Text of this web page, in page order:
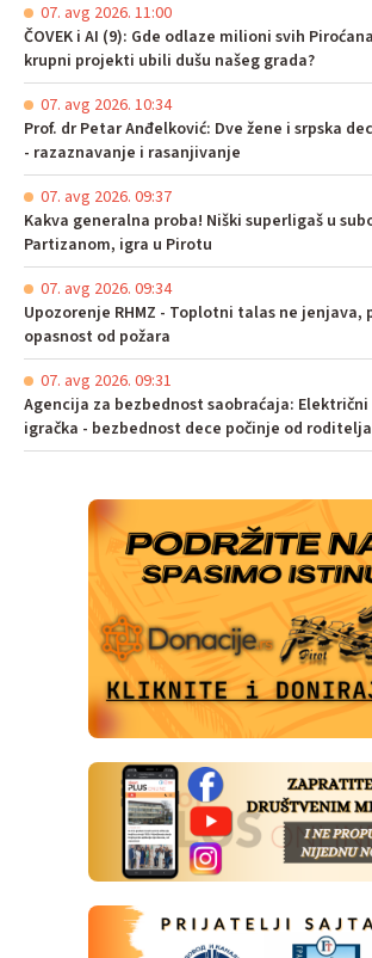
07. avg 2026. 11:00
ČOVEK i AI (9): Gde odlaze milioni svih
krupni projekti ubili dušu našeg grada?
07. avg 2026. 10:34
Prof. dr Petar Anđelković: Dve žene i srpska
- razaznavanje i rasanjivanje
07. avg 2026. 09:37
Kakva generalna proba! Niški superligaš u
Partizanom, igra u Pirotu
07. avg 2026. 09:34
Upozorenje RHMZ - Toplotni talas ne jenjava,
opasnost od požara
07. avg 2026. 09:31
Agencija za bezbednost saobraćaja:
igračka - bezbednost dece počinje od roditelja